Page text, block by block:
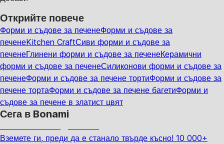
Открийте повече
Форми и съдове за печенеФорми и съдове за
печенеKitchen CraftСиви форми и съдове за
печенеГлинени форми и съдове за печенеКерамични
форми и съдове за печенеСиликонови форми и съдове за
печенеФорми и съдове за печене тортиФорми и съдове за
печене тортаФорми и съдове за печене багетиФорми и
съдове за печене в златист цвят
Сега в Bonami
Вземете ги, преди да е станало твърде късно! 10 000+